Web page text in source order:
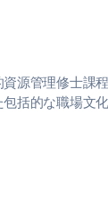
源管理修士課
括的な職場文